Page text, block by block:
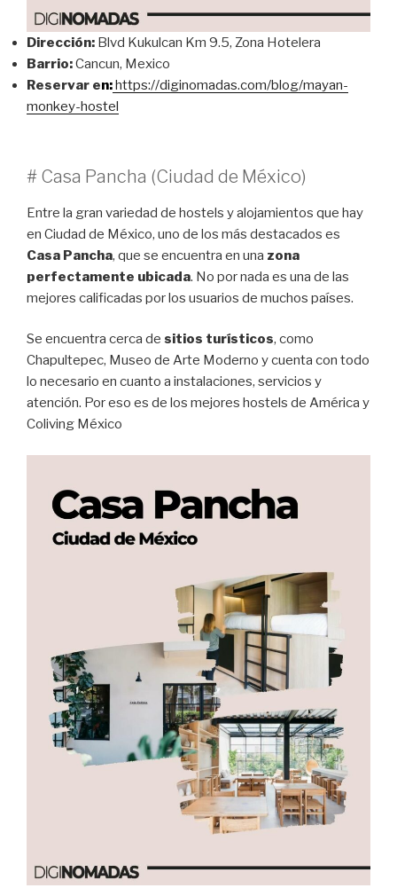
Dirección: Blvd Kukulcan Km 9.5, Zona Hotelera
Barrio:Cancun, Mexico
Reservar en: https://diginomadas.com/blog/mayan-
monkey-hostel
# Casa Pancha (Ciudad de México)
Entre la gran variedad de hostels y alojamientos que hay
en Ciudad de México, uno de los más destacados es
Casa Pancha, que se encuentra en una zona
perfectamente ubicada. No por nada es una de las
mejores calificadas por los usuarios de muchos países.
Se encuentra cerca de sitios turísticos, como
Chapultepec, Museo de Arte Moderno y cuenta con todo
lo necesario en cuanto a instalaciones, servicios y
atención. Por eso es de los mejores hostels de América y
Coliving México